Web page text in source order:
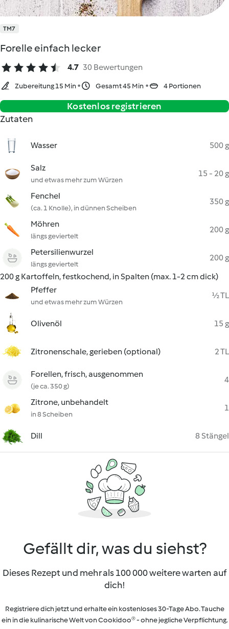
TM7
Forelle einfach lecker
4.7 30 Bewertungen
Zubereitung 15 Min Gesamt 45 Min 4 Portionen
Kostenlos registrieren
Zutaten
Wasser 500 g
Salz
und etwas mehr zum Würzen
15 - 20 g
Fenchel
(ca. 1 Knolle), in dünnen Scheiben
350 g
Möhren
längs geviertelt
200 g
Petersilienwurzel
längs geviertelt
200 g
200 g Kartoffeln, festkochend, in Spalten (max. 1-2 cm dick)
Pfeffer
und etwas mehr zum Würzen
½ TL
Olivenöl 15 g
Zitronenschale, gerieben (optional) 2 TL
Forellen, frisch, ausgenommen
(je ca. 350 g)
4
Zitrone, unbehandelt
in 8 Scheiben
1
Dill 8 Stängel
Gefällt dir, was du siehst?
Dieses Rezept und mehr als 100 000 weitere warten auf
dich!
Registriere dich jetzt und erhalte ein kostenloses 30-Tage Abo. Tauche
ein in die kulinarische Welt von Cookidoo® - ohne jegliche Verpflichtung.